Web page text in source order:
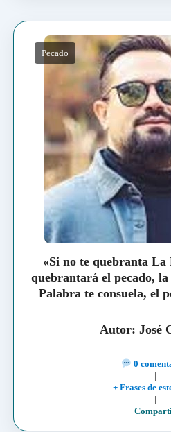
Pecado
«Si no te quebranta La
quebrantará el pecado,
Palabra te consuela, el
Autor: José
0
|
+ Frases de
|